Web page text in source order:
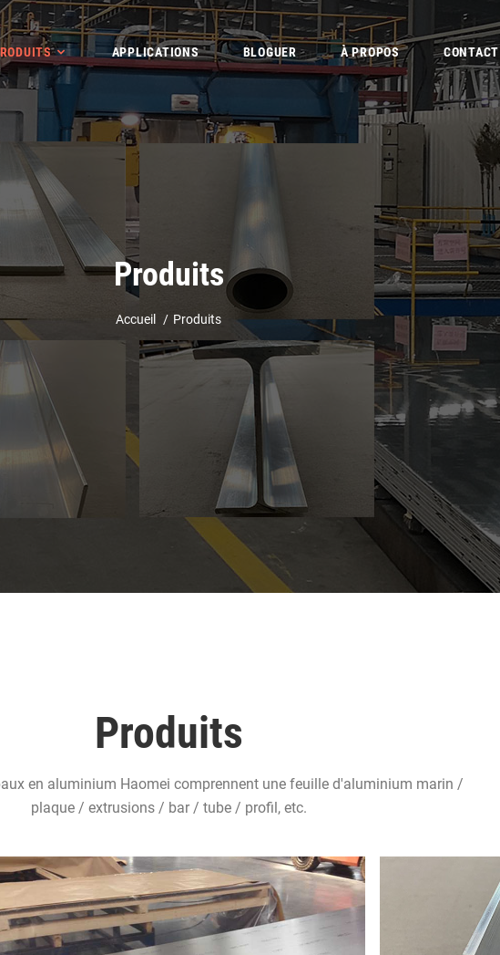
APPLICATIONS BLOGUER À PROPOS CONTACT
Produits
Accueil Produits
Produits
en aluminium Haomei comprennent une feuille d'aluminium marin /
plaque / extrusions / bar / tube / profil, etc.